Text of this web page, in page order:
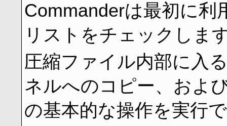
Commanderは最初に利
リストをチェックしま
圧縮ファイル内部に入
ネルへのコピー、およ
の基本的な操作を実行